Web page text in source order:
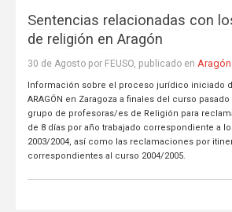
Sentencias relacionadas con
de religión en Aragón
30 de Agosto por FEUSO, publicado en Aragón
Información sobre el proceso jurídico iniciado
ARAGÓN en Zaragoza a finales del curso
grupo de profesoras/es de Religión para
de 8 días por año trabajado correspondiente a
2003/2004, así como las reclamaciones por
correspondientes al curso 2004/2005.